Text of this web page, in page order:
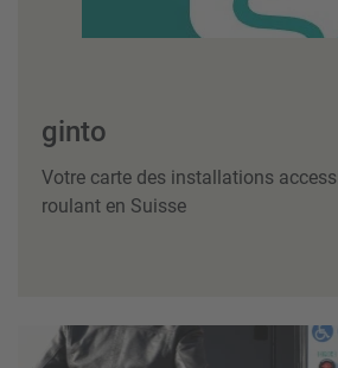
ginto
Votre carte des installations
roulant en Suisse